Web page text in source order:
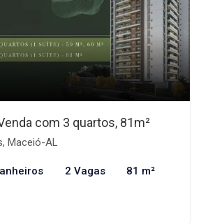
com 3 quartos, 81m²
Maceió-AL
2 Vagas 81 m²